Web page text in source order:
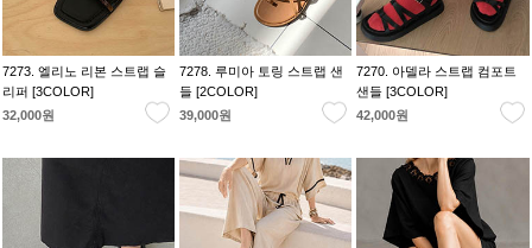
7273. 엘리노 리본 스트랩 슬
리퍼 [3COLOR]
32,000원
7278. 루미아 토링 스트랩 샌
들 [2COLOR]
39,000원
7270. 아델라 스트랩 컴포트
샌들 [3COLOR]
42,000원